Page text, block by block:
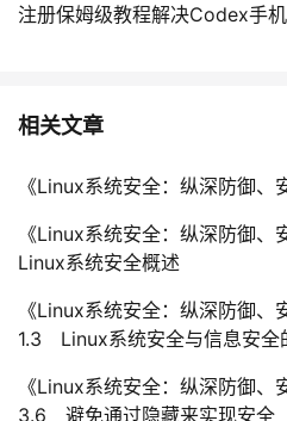
藏
注册保姆级教程解决Codex手
相关文章
《Linux系统安全：纵深防御、
《Linux系统安全：纵深防御
Linux系统安全概述
《Linux系统安全：纵深防御
1.3 Linux系统安全与信息安全
《Linux系统安全：纵深防御
3.6 避免通过隐藏来实现安全